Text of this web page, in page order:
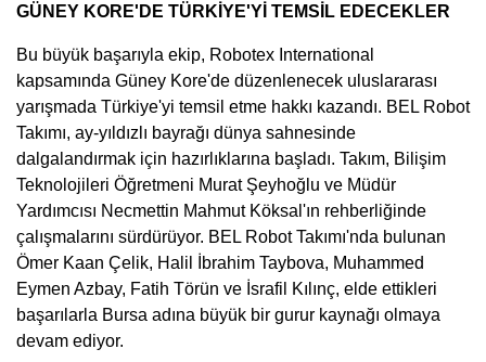
GÜNEY KORE'DE TÜRKİYE'Yİ TEMSİL EDECEKLER
Bu büyük başarıyla ekip, Robotex International
kapsamında Güney Kore'de düzenlenecek uluslararası
yarışmada Türkiye'yi temsil etme hakkı kazandı. BEL Robot
Takımı, ay-yıldızlı bayrağı dünya sahnesinde
dalgalandırmak için hazırlıklarına başladı. Takım, Bilişim
Teknolojileri Öğretmeni Murat Şeyhoğlu ve Müdür
Yardımcısı Necmettin Mahmut Köksal'ın rehberliğinde
çalışmalarını sürdürüyor. BEL Robot Takımı'nda bulunan
Ömer Kaan Çelik, Halil İbrahim Taybova, Muhammed
Eymen Azbay, Fatih Törün ve İsrafil Kılınç, elde ettikleri
başarılarla Bursa adına büyük bir gurur kaynağı olmaya
devam ediyor.